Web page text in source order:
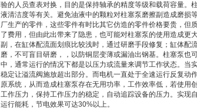
验的人员查表对换，目的是保持轴承的精度等级和载荷容量。
液清洁度等有关。避免油液中的颗粒对柱塞泵磨擦副造成磨损
厂生产的零件，这些零件有时比其它仿造的零件价格要贵，
了费用，但由此出带来了隐患，也可能对柱塞泵的使用造成
副，在缸体配流面划痕比较浅时，通过研磨手段修复；缸体配
磨，不可盲目研磨，，以防铜层变薄或漏油出钢基。柱塞泵也
中，通常运行的情况下都是以压力或流量来调节工作状态。当
稳定让溢流阀施放超出部分。而电机一直处于全速运行反复动
原系统，从而造成柱塞泵存在无用功率，工作效率低，若使
工作压力，保持工作压力的稳定，自动追踪设备的压力。实现
运行能耗，节电效果可达30%以上。